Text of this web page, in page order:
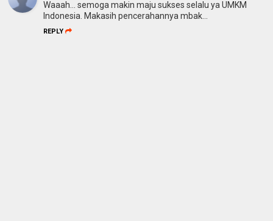
Waaah... semoga makin maju sukses selalu ya UMKM
Indonesia. Makasih pencerahannya mbak...
REPLY